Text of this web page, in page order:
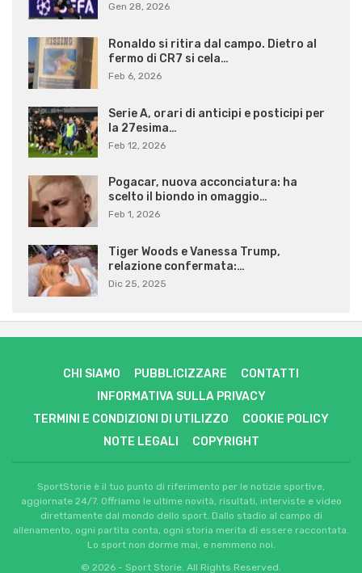
Gen 28, 2026
Ronaldo si ritira dal campo. Dietro al
fermo di CR7 si cela…
Feb 6, 2026
Serie A, orari di anticipi e posticipi per
la 27esima…
Feb 12, 2026
Pogacar, nuova acconciatura: ha
scelto il biondo in omaggio…
Feb 1, 2026
Tiger Woods e Vanessa Trump,
relazione confermata:…
Dic 25, 2025
CHI SIAMO PUBBLICIZZARE
CONTATTI
INFORMATIVA SULLA PRIVACY
TERMINI E CONDIZIONI DI UTILIZZO
COOKIE POLICY
NOTE LEGALI
COPYRIGHT
SportStorie è il tuo punto di riferimento per le notizie sportive,
aggiornate 24/7. Offriamo le ultime novità, risultati, interviste e video
direttamente dal mondo dello sport. Dallo stadio al campo di
allenamento, ogni partita conta, ogni storia merita di essere raccontata.
Lo sport non dorme mai, e nemmeno noi.
© 2026 - Sport Storie. All Rights Reserved.